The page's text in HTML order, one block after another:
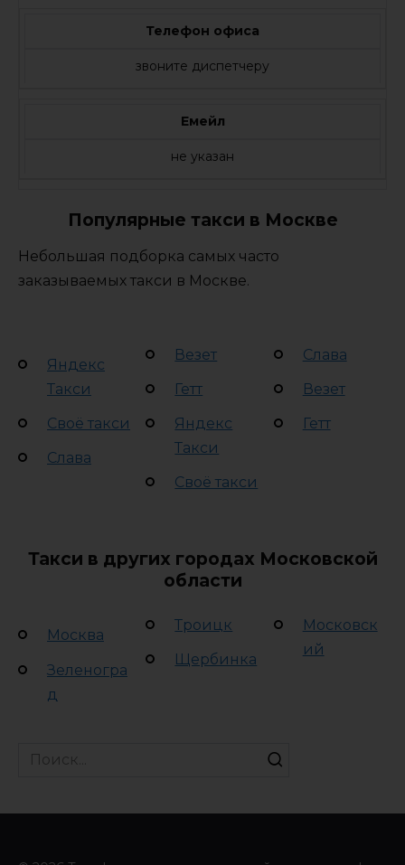
Телефон офиса
звоните диспетчеру
Емейл
не указан
Популярные такси в Москве
Небольшая подборка самых часто
заказываемых такси в Москве.
Яндекс
Такси
Своё такси
Слава
Везет
Гетт
Яндекс
Такси
Своё такси
Слава
Везет
Гетт
Такси в других городах Московской
области
Москва
Зеленогра
д
Троицк
Щербинка
Московск
ий
Search